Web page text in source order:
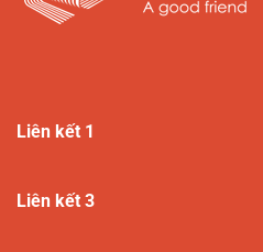
Liên kết 1
Liên kết 3